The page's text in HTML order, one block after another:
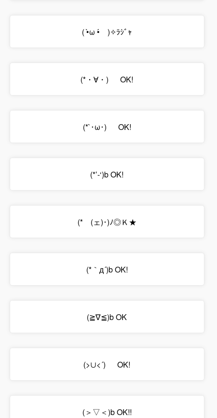
( •̀ω •́ゞ)✧ﾗｼﾞｬ
(*・∀・)ゞ OK!
(*`･ω･)ゞ OK!
(*’-‘)b OK!
(*ゝ(ェ)･)ﾉ◎Ｋ★
(*｀д´)b OK!
(≧∇≦)b OK
(>∪<´)ゞ OK!
(＞▽＜)b OK!!